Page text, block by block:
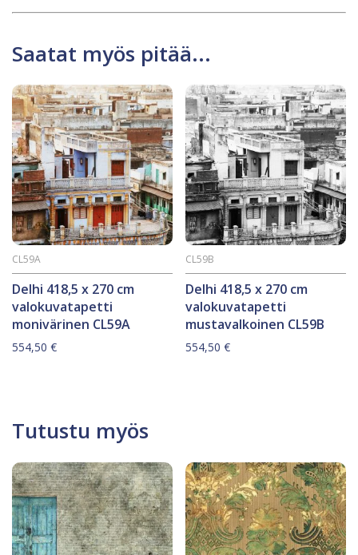
Saatat myös pitää...
Delhi 418,5 x 270 cm
valokuvatapetti
monivärinen CL59A
CL59A
554,50 €
Delhi 418,5 x 270 cm
valokuvatapetti
mustavalkoinen CL59B
CL59B
554,50€
Tutustu myös